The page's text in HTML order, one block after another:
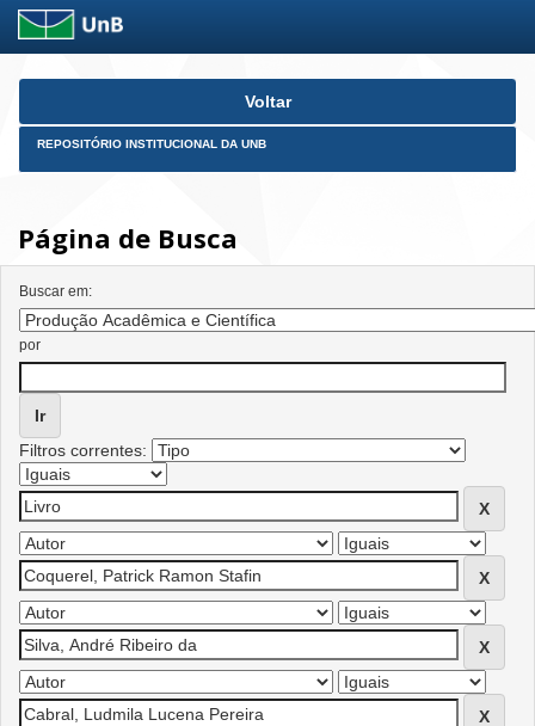
Skip
Voltar
REPOSITÓRIO INSTITUCIONAL DA UNB
Página de Busca
Buscar em:
por
Filtros correntes: